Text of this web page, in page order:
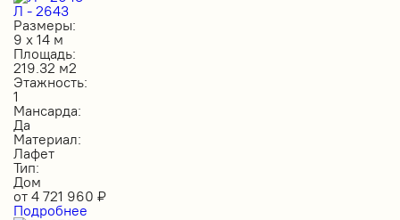
Л - 2643
Размеры:
9 х 14 м
Площадь:
219.32 м2
Этажность:
1
Мансарда:
Да
Материал:
Лафет
Тип:
Дом
от 4 721 960 ₽
Подробнее